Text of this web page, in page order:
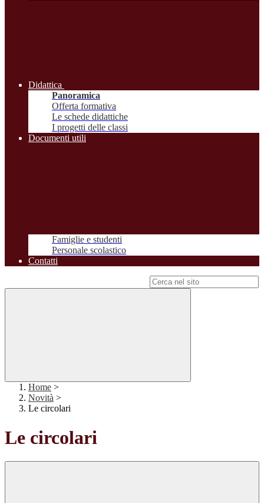
Didattica
Panoramica
Offerta formativa
Le schede didattiche
I progetti delle classi
Documenti utili
Famiglie e studenti
Personale scolastico
Contatti
Home >
Novità >
Le circolari
Le circolari